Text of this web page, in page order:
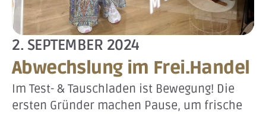
2. SEPTEMBER 2024
Abwechslung im Frei.Handel
Im Test- & Tauschladen ist Bewegung! Die
ersten Gründer machen Pause, um frische